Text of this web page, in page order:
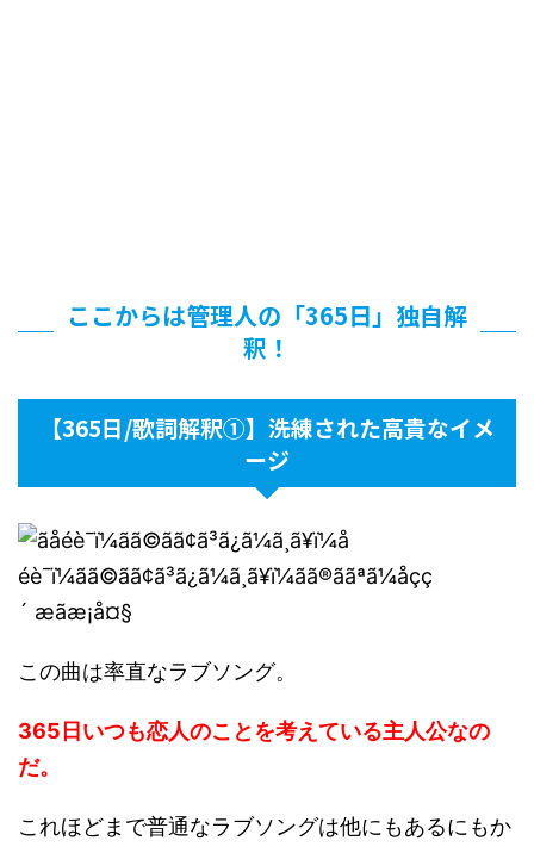
ここからは管理人の「365日」独自解
釈！
【365日/歌詞解釈①】洗練された高貴なイメ
ージ
この曲は率直なラブソング。
365日いつも恋人のことを考えている主人公なの
だ。
これほどまで普通なラブソングは他にもあるにもか